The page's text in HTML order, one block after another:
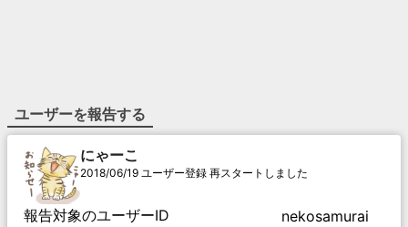
ユーザーを報告する
にゃーこ
2018/06/19 ユーザー登録 再スタートしました
報告対象のユーザーID
nekosamurai